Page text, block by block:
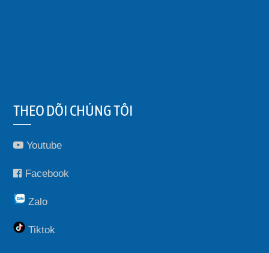
THEO DÕI CHÚNG TÔI
Youtube
Facebook
Zalo
Tiktok